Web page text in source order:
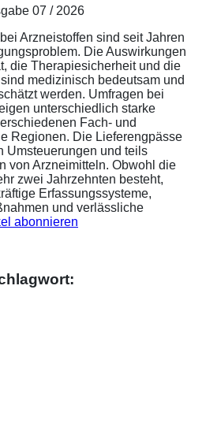
07 / 2026
Arzneistoffen sind seit Jahren
Die Auswirkungen
die Therapiesicherheit und die
medizinisch bedeutsam und
werden. Umfragen bei
unterschiedlich starke
Fach- und
Regionen. Die Lieferengpässe
Umsteuerungen und teils
von Arzneimitteln. Obwohl die
zwei Jahrzehnten besteht,
Erfassungssysteme,
und verlässliche
abonnieren